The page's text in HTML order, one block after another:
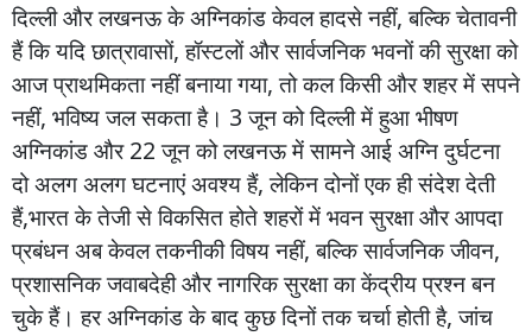
दिल्लीऔरलखनऊकेअग्निकांडकेवलहादसेनहीं,बल्किचेतावनी
हैंकियदिछात्रावासों,हॉस्टलोंऔरसार्वजनिकभवनोंकीसुरक्षाको
आजप्राथमिकतानहींबनायागया,तोकलकिसीऔरशहरमेंसपने
नहीं, भविष्यजलसकताहै। 3जूनकोदिल्लीमेंहुआभीषण
अग्निकांडऔर22जूनकोलखनऊमेंसामनेआईअग्निदुर्घटना
दोअलगअलगघटनाएंअवश्यहैं,लेकिनदोनोंएकहीसंदेशदेती
हैं,भारतकेतेजीसेविकसितहोतेशहरोंमेंभवनसुरक्षाऔरआपदा
प्रबंधनअबकेवलतकनीकीविषयनहीं,बल्किसार्वजनिकजीवन,
प्रशासनिकजवाबदेहीऔरनागरिकसुरक्षाकाकेंद्रीयप्रश्नबन
चुकेहैं। हरअग्निकांडकेबादकुछदिनोंतकचर्चाहोतीहै,जांच